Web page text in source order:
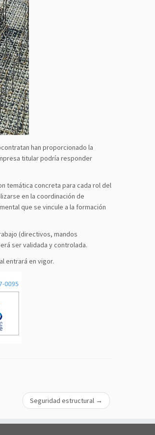
han proporcionado la
titular podría responder
temática concreta para cada rol del
en la coordinación de
que se vincule a la formación
(directivos, mandos
ser validada y controlada.
entrará en vigor.
Seguridad estructural →